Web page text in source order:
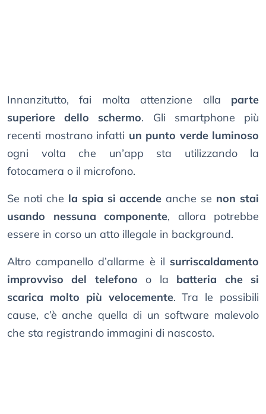
Innanzitutto, fai molta attenzione alla parte
superiore dello schermo. Gli smartphone più
recenti mostrano infatti un punto verde luminoso
ogni volta che un’app sta utilizzando la
fotocamera o il microfono.
Se noti che la spia si accende anche se non stai
usando nessuna componente, allora potrebbe
essere in corso un atto illegale in background.
Altro campanello d’allarme è il surriscaldamento
improvviso del telefono o la batteria che si
scarica molto più velocemente. Tra le possibili
cause, c’è anche quella di un software malevolo
che sta registrando immagini di nascosto.